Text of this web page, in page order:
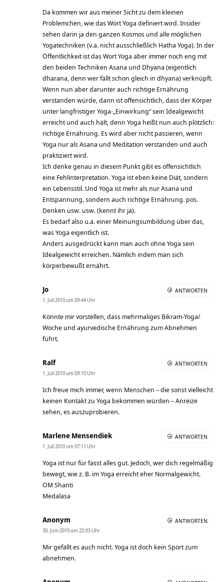
Da kommen wir aus meiner Sicht zu dem kleinen
Problemchen, wie das Wort Yoga definiert wird. Insider
sehen darin ja den ganzen Kosmos und alle möglichen
Yogatechniken (v.a. nicht ausschließlich Hatha Yoga). In der
Öffentlichkeit ist das Wort Yoga aber immer noch eng mit
den beiden Techniken Asana und Dhyana (eigentlich
dharana, denn wer fällt schon gleich in dhyana) verknüpft.
Wenn nun aber darunter auch richtige Ernährung
verstanden würde, dann ist offensichtlich, dass der Körper
unter langfristiger Yoga-„Einwirkung“ sein Idealgewicht
erreicht und auch hält, denn Yoga heißt nun auch plötzlich:
richtige Ernährung. Es wird aber nicht passieren, wenn
Yoga nur als Asana und Meditation verstanden und auch
praktiziert wird.
Ich denke genau in diesem Punkt gibt es offensichtlich
eine Fehlinterpretation. Yoga ist eben keine Diät, sondern
ein Lebensstil. Und Yoga ist mehr als nur Asana und
Entspannung, sondern auch richtige Ernährung. pos.
Denken usw. usw. (kennt ihr ja).
Es bedarf also u.a. einer Meinungsumbildung über das,
was Yoga eigentlich ist.
Anders ausgedrückt kann man auch ohne Yoga sein
Idealgewicht erreichen. Nämlich indem man sich
körperbewußt ernährt.
Jo
1. Juli 2010 um 09:44 Uhr
Könnte mir vorstellen, dass mehrmaliges Bikram-Yoga/
Woche und ayurvedische Ernährung zum Abnehmen
führt.
ANTWORTEN
Ralf
1. Juli 2010 um 09:10 Uhr
Ich freue mich immer, wenn Menschen – die sonst vielleicht
keinen Kontakt zu Yoga bekommen würden – Anreize
sehen, es auszuprobieren.
ANTWORTEN
Marlene Mensendiek
1. Juli 2010 um 07:11 Uhr
Yoga ist nur für fasst alles gut. Jedoch, wer dich regelmäßig
bewegt, wie z. B. im Yoga erreicht eher Normalgewicht.
OM Shanti
Medalasa
ANTWORTEN
Anonym
30. Juni 2010 um 22:03 Uhr
Mir gefällt es auch nicht. Yoga ist doch kein Sport zum
abnehmen.
ANTWORTEN